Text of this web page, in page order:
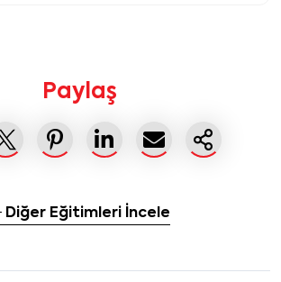
Paylaş
Diğer Eğitimleri İncele